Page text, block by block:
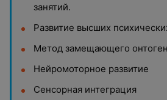
занятий.
Развитие высших
Метод замещающего
Нейромоторное развитие
Сенсорная интеграция